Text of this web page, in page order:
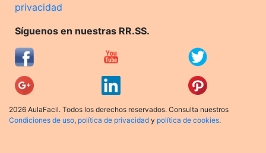
privacidad
Síguenos en nuestras RR.SS.
2026 AulaFacil. Todos los derechos reservados. Consulta nuestros
Condiciones de uso, política de privacidad y política de cookies.